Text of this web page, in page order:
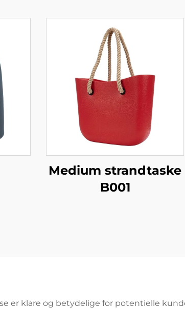
Medium strandtaske
B001
er klare og betydelige for potentielle